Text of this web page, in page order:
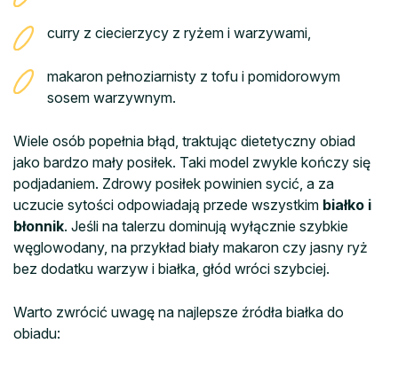
curry z ciecierzycy z ryżem i warzywami,
makaron pełnoziarnisty z tofu i pomidorowym
sosem warzywnym.
Wiele osób popełnia błąd, traktując dietetyczny obiad
jako bardzo mały posiłek. Taki model zwykle kończy się
podjadaniem. Zdrowy posiłek powinien sycić, a za
uczucie sytości odpowiadają przede wszystkim białko i
błonnik. Jeśli na talerzu dominują wyłącznie szybkie
węglowodany, na przykład biały makaron czy jasny ryż
bez dodatku warzyw i białka, głód wróci szybciej.
Warto zwrócić uwagę na najlepsze źródła białka do
obiadu: